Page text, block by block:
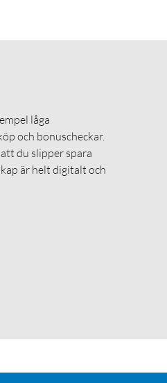
låga
och bonuscheckar.
du slipper spara
är helt digitalt och